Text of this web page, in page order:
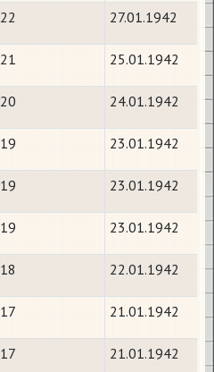
22 27.01.1942
21 25.01.1942
20 24.01.1942
19 23.01.1942
19 23.01.1942
19 23.01.1942
18 22.01.1942
17 21.01.1942
17 21.01.1942